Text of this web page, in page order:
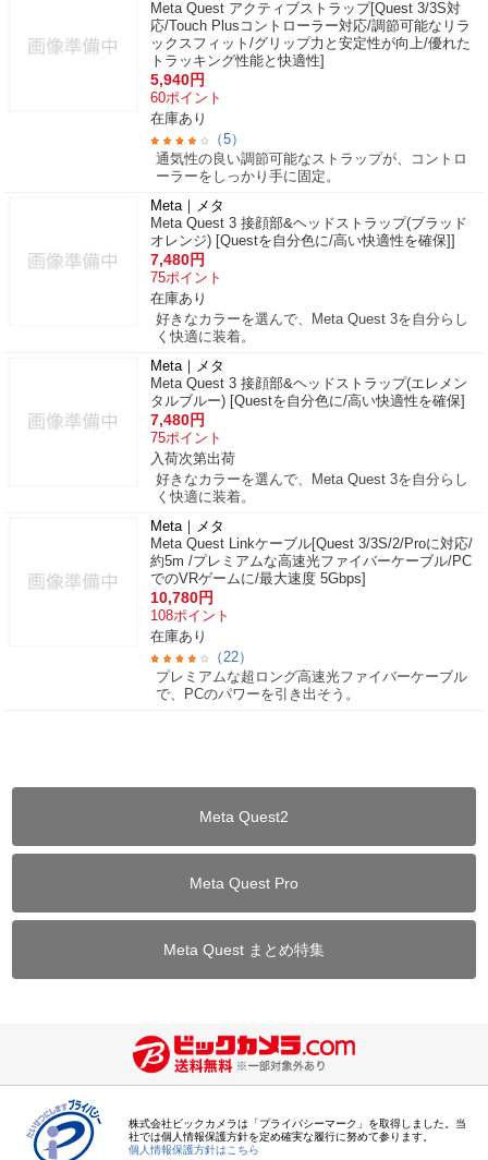
Meta Quest アクティブストラップ[Quest 3/3S対
応/Touch Plusコントローラー対応/調節可能なリラ
ックスフィット/グリップ力と安定性が向上/優れた
トラッキング性能と快適性]
5,940円
60ポイント
在庫あり
（5）
通気性の良い調節可能なストラップが、コントロ
ーラーをしっかり手に固定。
Meta｜メタ
Meta Quest 3 接顔部&ヘッドストラップ(ブラッド
オレンジ) [Questを自分色に/高い快適性を確保]]
7,480円
75ポイント
在庫あり
好きなカラーを選んで、Meta Quest 3を自分らし
く快適に装着。
Meta｜メタ
Meta Quest 3 接顔部&ヘッドストラップ(エレメン
タルブルー) [Questを自分色に/高い快適性を確保]
7,480円
75ポイント
入荷次第出荷
好きなカラーを選んで、Meta Quest 3を自分らし
く快適に装着。
Meta｜メタ
Meta Quest Linkケーブル[Quest 3/3S/2/Proに対応/
約5m /プレミアムな高速光ファイバーケーブル/PC
でのVRゲームに/最大速度 5Gbps]
10,780円
108ポイント
在庫あり
（22）
プレミアムな超ロング高速光ファイバーケーブル
で、PCのパワーを引き出そう。
Meta Quest2
Meta Quest Pro
Meta Quest まとめ特集
株式会社ビックカメラは「プライバシーマーク」を取得しました。当
社では個人情報保護方針を定め確実な履行に努めて参ります。
個人情報保護方針はこちら